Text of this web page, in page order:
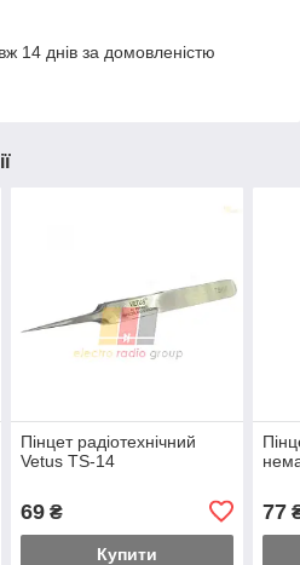
14 днів за домовленістю
Пінцет радіотехнічний
Vetus TS-14
69₴
Купити
77